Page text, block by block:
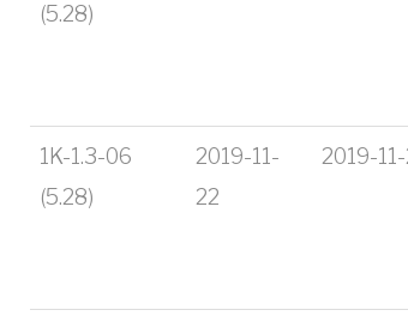
(5.28)
1K-1.3-06
(5.28)
2019-11-
22
2019-